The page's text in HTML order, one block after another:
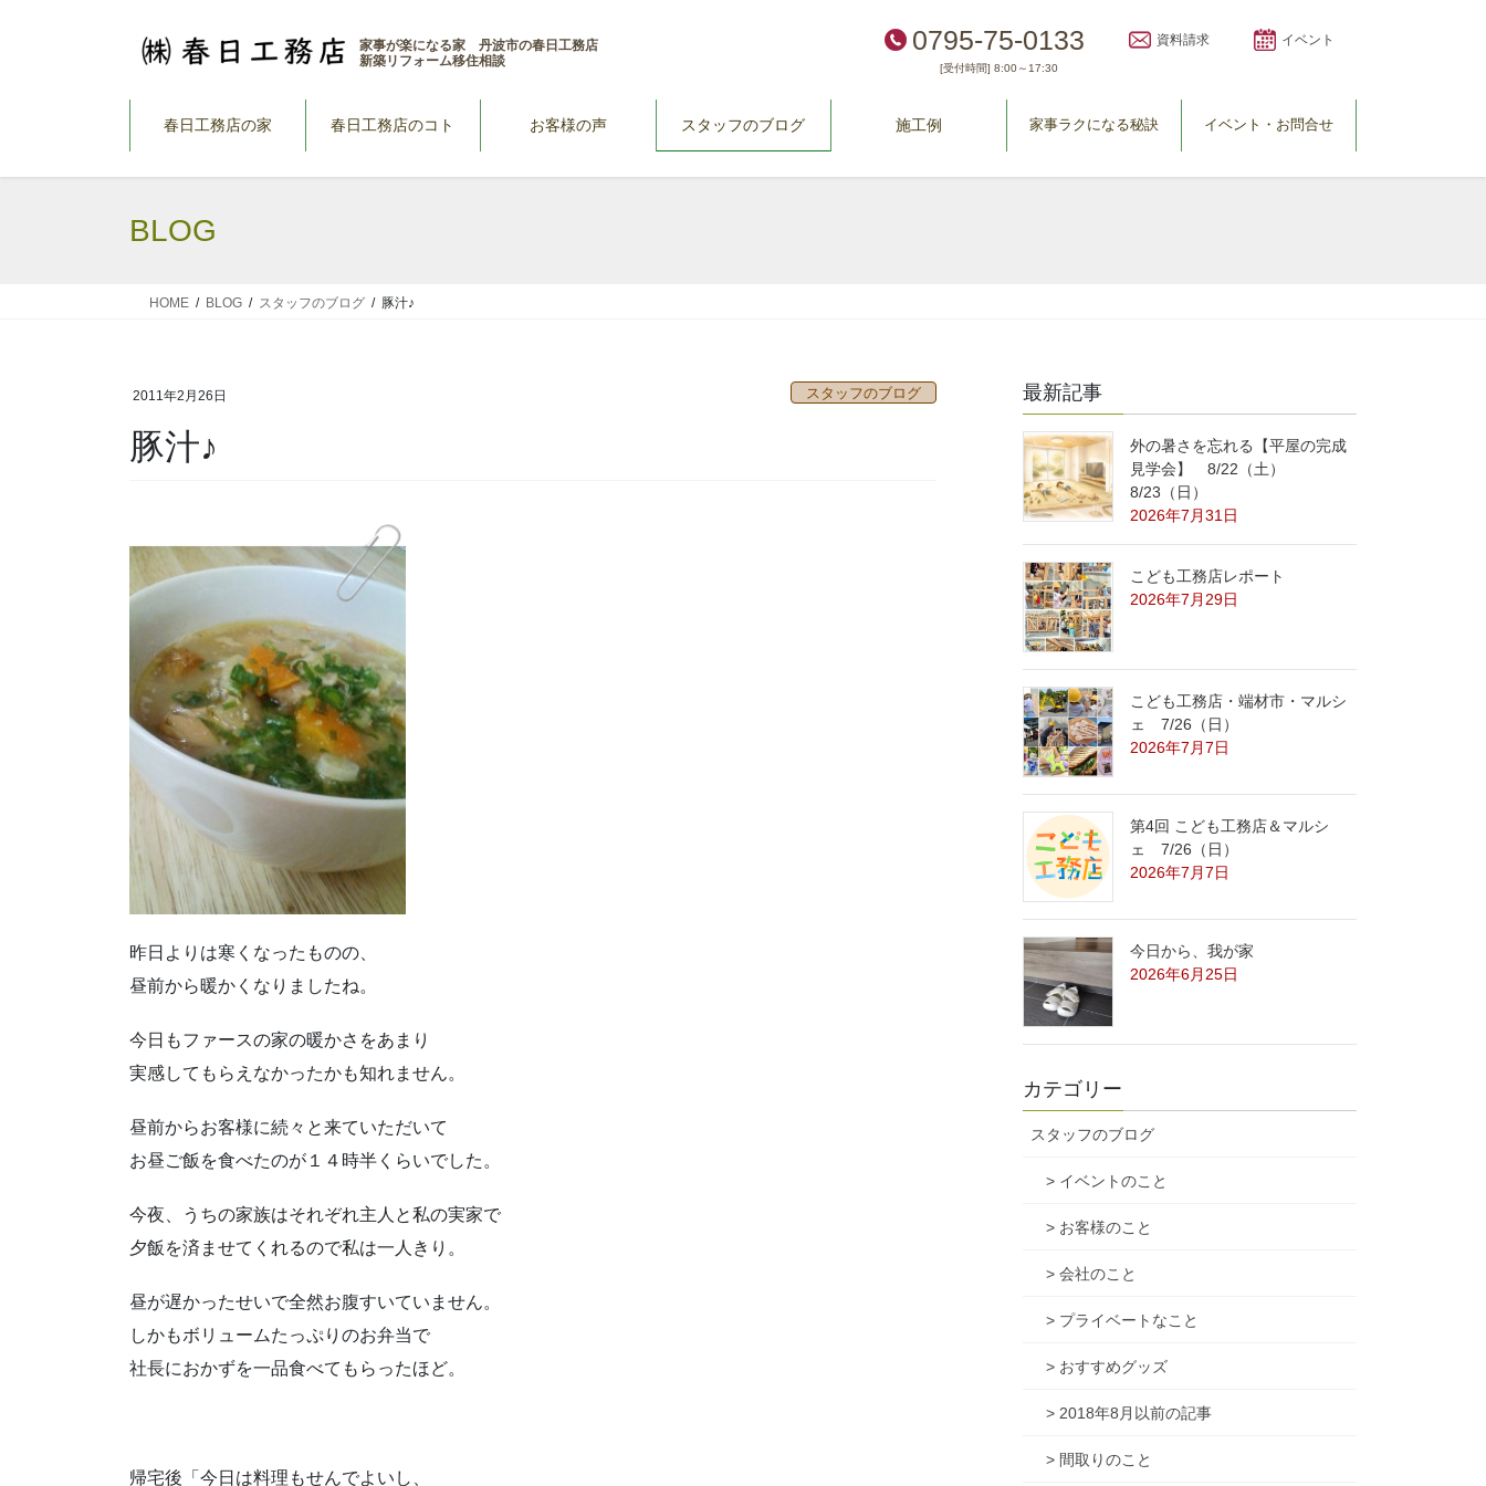
家事が楽になる家 丹波市の春日工務店
新築リフォーム移住相談
0795-75-0133
[受付時間] 8:00～17:30
資料請求 イベント
春日工務店の家 春日工務店のコト お客様の声 スタッフのブログ 施工例 家事ラクになる秘訣 イベント・お問合せ
BLOG
HOME BLOG スタッフのブログ 豚汁♪
2011年2月26日 スタッフのブログ
豚汁♪
昨日よりは寒くなったものの、
昼前から暖かくなりましたね。
今日もファースの家の暖かさをあまり
実感してもらえなかったかも知れません。
昼前からお客様に続々と来ていただいて
お昼ご飯を食べたのが１４時半くらいでした。
今夜、うちの家族はそれぞれ主人と私の実家で
夕飯を済ませてくれるので私は一人きり。
昼が遅かったせいで全然お腹すいていません。
しかもボリュームたっぷりのお弁当で
社長におかずを一品食べてもらったほど。
帰宅後「今日は料理もせんでよいし、
最新記事
外の暑さを忘れる【平屋の完成
見学会】 8/22（土）
8/23（日）
2026年7月31日
こども工務店レポート
2026年7月29日
こども工務店・端材市・マルシ
ェ 7/26（日）
2026年7月7日
第4回 こども工務店＆マルシ
ェ 7/26（日）
2026年7月7日
今日から、我が家
2026年6月25日
カテゴリー
スタッフのブログ
> イベントのこと
> お客様のこと
> 会社のこと
> プライベートなこと
> おすすめグッズ
> 2018年8月以前の記事
> 間取りのこと